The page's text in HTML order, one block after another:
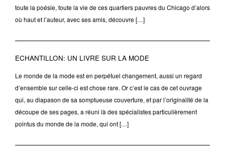
toute la poésie, toute la vie de ces quartiers pauvres du Chicago d’alors
où haut et l’auteur, avec ses amis, découvre […]
ECHANTILLON: UN LIVRE SUR LA MODE
Le monde de la mode est en perpétuel changement, aussi un regard
d’ensemble sur celle-ci est chose rare. Or c’est le cas de cet ouvrage
qui, au diapason de sa somptueuse couverture, et par l’originalité de la
découpe de ses pages, a réuni là des spécialistes particulièrement
pointus du monde de la mode, qui ont […]